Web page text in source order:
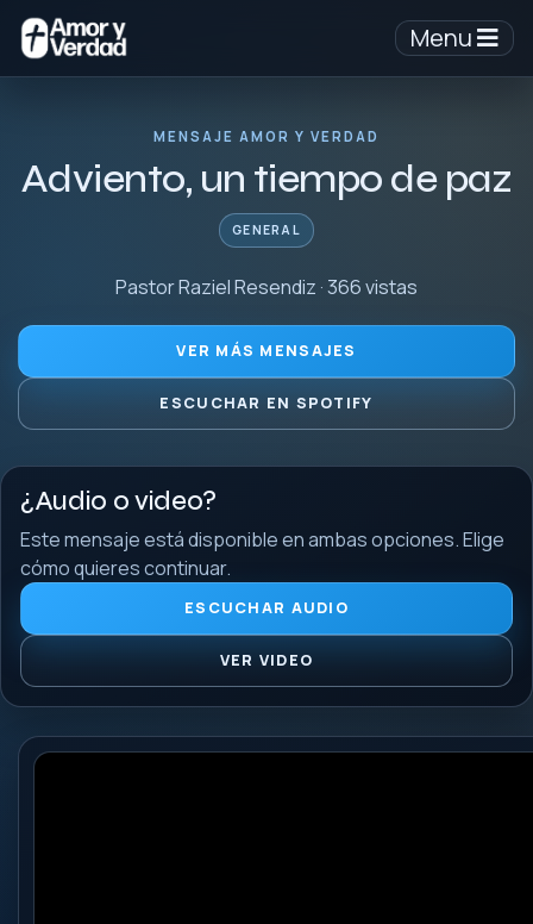
Menu
MENSAJE AMOR Y VERDAD
Adviento, un tiempo de paz
GENERAL
Pastor Raziel Resendiz · 366 vistas
VER MÁS MENSAJES
ESCUCHAR EN SPOTIFY
¿Audio o video?
Este mensaje está disponible en ambas opciones. Elige
cómo quieres continuar.
ESCUCHAR AUDIO
VER VIDEO